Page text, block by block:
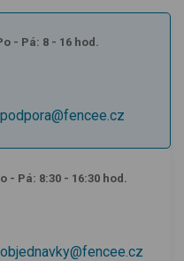
- Pá: 8 - 16 hod.
podpora@fencee.cz
- Pá: 8:30 - 16:30 hod.
objednavky@fencee.cz